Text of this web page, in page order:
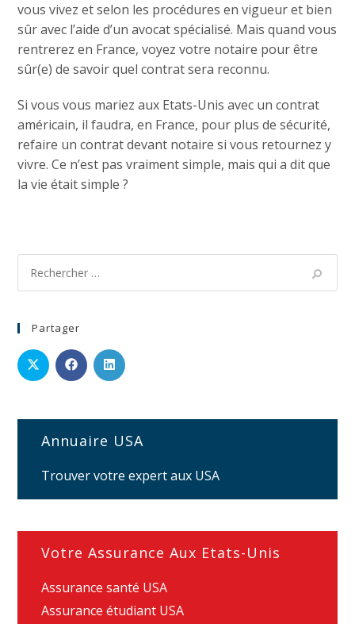
vous vivez et selon les procédures en vigueur et bien
sûr avec l’aide d’un avocat spécialisé. Mais quand vous
rentrerez en France, voyez votre notaire pour être
sûr(e) de savoir quel contrat sera reconnu.
Si vous vous mariez aux Etats-Unis avec un contrat
américain, il faudra, en France, pour plus de sécurité,
refaire un contrat devant notaire si vous retournez y
vivre. Ce n’est pas vraiment simple, mais qui a dit que
la vie était simple ?
Partager
Annuaire USA
Trouver votre expert aux USA
Votre Assurance Aux Etats-Unis
Assurance santé USA
Assurance étudiant USA